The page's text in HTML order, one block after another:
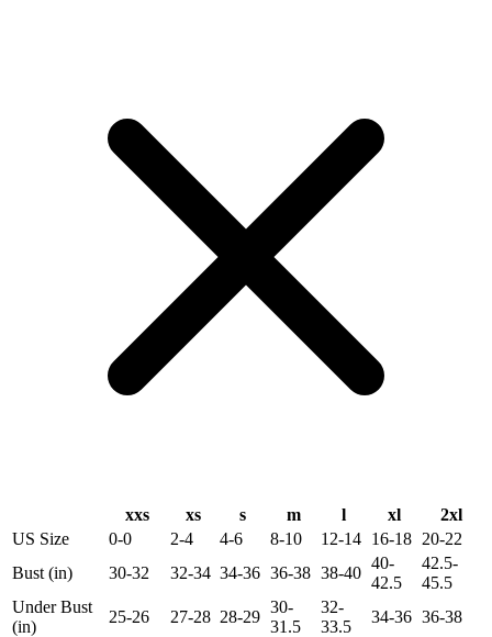
xxs xs s m l xl
2xl
US Size
0-0 2-4 4-6 8-10 12-14 16-18 20-22
Bust (in)
30-32 32-34 34-36 36-38 38-40
40-
42.5
42.5-
45.5
Under Bust
(in)
25-26 27-28 28-29
30-
31.5
32-
33.5
34-36 36-38